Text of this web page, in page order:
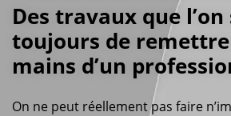
Des travaux que
toujours de
mains d’un
On ne peut réellement pas faire